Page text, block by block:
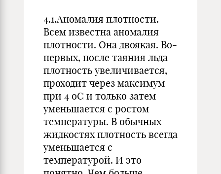
4.1.Аномалия плотности.
Всем известна аномалия
плотности. Она двоякая. Во-
первых, после таяния льда
плотность увеличивается,
проходит через максимум
при 4 оС и только затем
уменьшается с ростом
температуры. В обычных
жидкостях плотность всегда
уменьшается с
температурой. И это